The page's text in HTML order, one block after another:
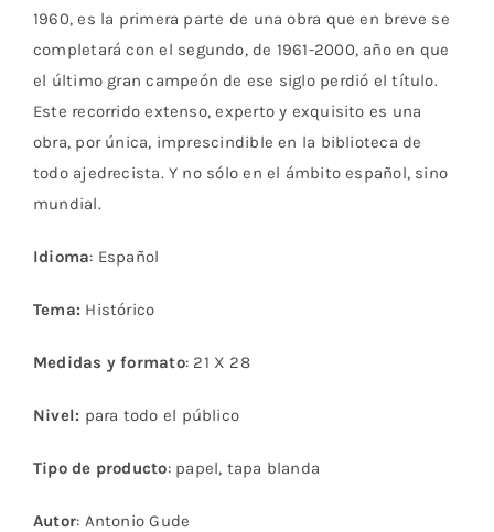
1960, es la primera parte de una obra que en breve se
completará con el segundo, de 1961-2000, año en que
el último gran campeón de ese siglo perdió el título.
Este recorrido extenso, experto y exquisito es una
obra, por única, imprescindible en la biblioteca de
todo ajedrecista. Y no sólo en el ámbito español, sino
mundial.
Idioma: Español
Tema: Histórico
Medidas y formato: 21 X 28
Nivel: para todo el público
Tipo de producto: papel, tapa blanda
Autor: Antonio Gude